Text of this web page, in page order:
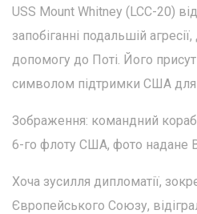
USS Mount Whitney (LCC-20)
запобіганні подальшій
допомогу до Поті. Його
символом підтримки США для
Зображення: командний
6-го флоту США, фото
Хоча зусилля дипломатії,
Європейського Союзу,